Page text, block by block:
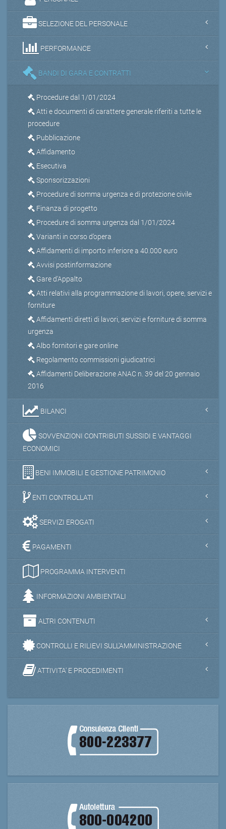
SELEZIONE DEL PERSONALE
PERFORMANCE
BANDI DI GARA E CONTRATTI
Procedure dal 1/01/2024
Atti e documenti di carattere generale riferiti a tutte le
procedure
Pubblicazione
Affidamento
Esecutiva
Sponsorizzazioni
Procedure di somma urgenza e di protezione civile
Finanza di progetto
Procedure di somma urgenza dal 1/01/2024
Varianti in corso d’opera
Affidamenti di importo inferiore a 40.000 euro
Avvisi postinformazione
Gare d'Appalto
Atti relativi alla programmazione di lavori, opere, servizi e
forniture
Affidamenti diretti di lavori, servizi e forniture di somma
urgenza
Albo fornitori e gare online
Regolamento commissioni giudicatrici
Affidamenti Deliberazione ANAC n. 39 del 20 gennaio
2016
BILANCI
SOVVENZIONI CONTRIBUTI SUSSIDI E VANTAGGI
ECONOMICI
BENI IMMOBILI E GESTIONE PATRIMONIO
ENTI CONTROLLATI
SERVIZI EROGATI
PAGAMENTI
PROGRAMMA INTERVENTI
INFORMAZIONI AMBIENTALI
ALTRI CONTENUTI
CONTROLLI E RILIEVI SULL'AMMINISTRAZIONE
ATTIVITA' E PROCEDIMENTI